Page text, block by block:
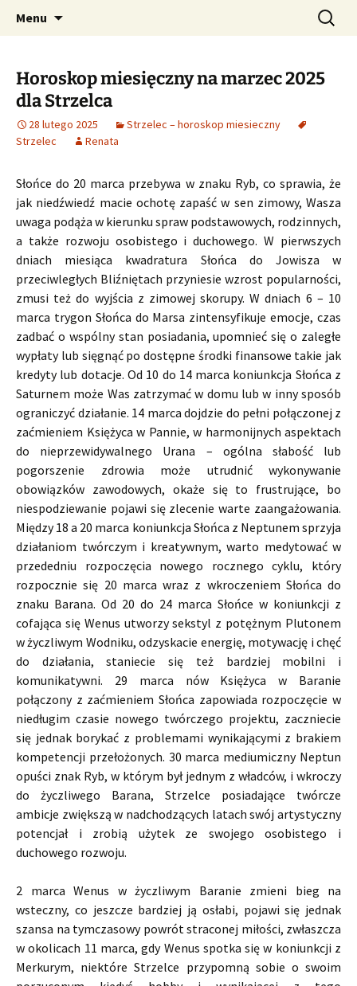
CzaroMarowy horoskop
dzienny, miesięczny i
tygodniowy
Profesjonalne przepowiednie astrologiczne
Menu Szukaj:
Horoskop miesięczny na marzec 2025
dla Strzelca
28 lutego 2025
Strzelec – horoskop miesieczny
Strzelec
Renata
Słońce do 20 marca przebywa w znaku Ryb, co sprawia, że
jak niedźwiedź macie ochotę zapaść w sen zimowy, Wasza
uwaga podąża w kierunku spraw podstawowych, rodzinnych,
a także rozwoju osobistego i duchowego. W pierwszych
dniach miesiąca kwadratura Słońca do Jowisza w
przeciwległych Bliźniętach przyniesie wzrost popularności,
zmusi też do wyjścia z zimowej skorupy. W dniach 6 – 10
marca trygon Słońca do Marsa zintensyfikuje emocje, czas
zadbać o wspólny stan posiadania, upomnieć się o zaległe
wypłaty lub sięgnąć po dostępne środki finansowe takie jak
kredyty lub dotacje. Od 10 do 14 marca koniunkcja Słońca z
Saturnem może Was zatrzymać w domu lub w inny sposób
ograniczyć działanie. 14 marca dojdzie do pełni połączonej z
zaćmieniem Księżyca w Pannie, w harmonijnych aspektach
do nieprzewidywalnego Urana – ogólna słabość lub
pogorszenie zdrowia może utrudnić wykonywanie
obowiązków zawodowych, okaże się to frustrujące, bo
niespodziewanie pojawi się zlecenie warte zaangażowania.
Między 18 a 20 marca koniunkcja Słońca z Neptunem sprzyja
działaniom twórczym i kreatywnym, warto medytować w
przededniu rozpoczęcia nowego rocznego cyklu, który
rozpocznie się 20 marca wraz z wkroczeniem Słońca do
znaku Barana. Od 20 do 24 marca Słońce w koniunkcji z
cofająca się Wenus utworzy sekstyl z potężnym Plutonem
w życzliwym Wodniku, odzyskacie energię, motywację i chęć
do działania, staniecie się też bardziej mobilni i
komunikatywni. 29 marca nów Księżyca w Baranie
połączony z zaćmieniem Słońca zapowiada rozpoczęcie w
niedługim czasie nowego twórczego projektu, zaczniecie
się jednak borykać z problemami wynikającymi z brakiem
kompetencji przełożonych. 30 marca mediumiczny Neptun
opuści znak Ryb, w którym był jednym z władców, i wkroczy
do życzliwego Barana, Strzelce posiadające twórcze
ambicje zwiększą w nadchodzących latach swój artystyczny
potencjał i zrobią użytek ze swojego osobistego i
duchowego rozwoju.
2 marca Wenus w życzliwym Baranie zmieni bieg na
wsteczny, co jeszcze bardziej ją osłabi, pojawi się jednak
szansa na tymczasowy powrót straconej miłości, zwłaszcza
w okolicach 11 marca, gdy Wenus spotka się w koniunkcji z
Merkurym, niektóre Strzelce przypomną sobie o swoim